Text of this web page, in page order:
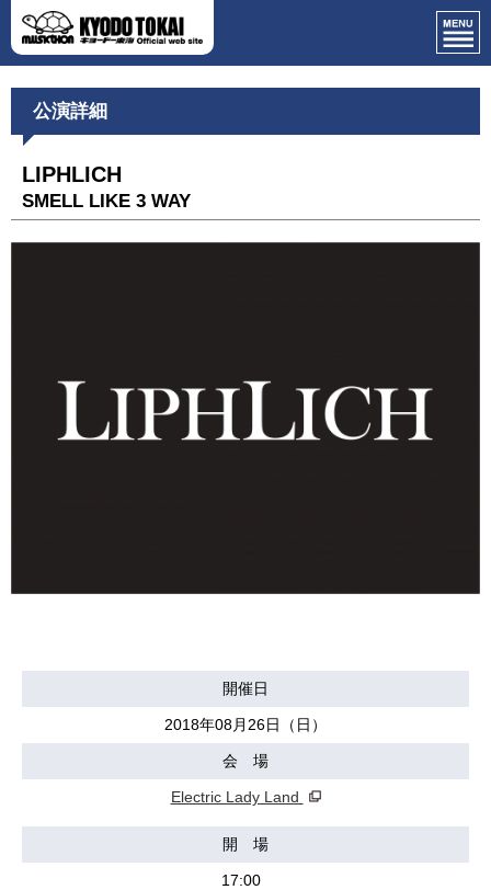
公演詳細
LIPHLICH
SMELL LIKE 3 WAY
開催日
2018年08月26日（日）
会 場
Electric Lady Land
開 場
17:00